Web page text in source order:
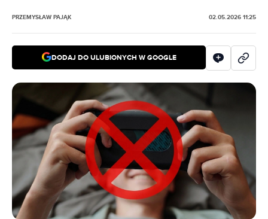
PRZEMYSŁAW PAJĄK 02.05.2026 11:25
DODAJ DO ULUBIONYCH W GOOGLE